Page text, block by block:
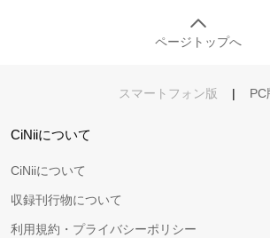
ページトップへ
スマートフォン版 | PC
CiNiiについて
CiNiiについて
収録刊行物について
利用規約・プライバシーポリシー